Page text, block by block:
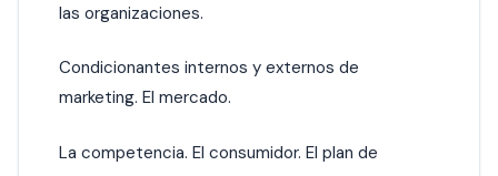
las organizaciones.
Condicionantes internos y externos de
marketing. El mercado.
La competencia. El consumidor. El plan de